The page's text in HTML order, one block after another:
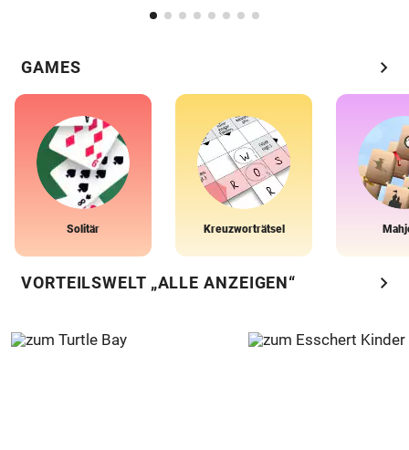
GAMES chevron_right
Solitär Kreuzworträtsel
VORTEILSWELT „ALLE ANZEIGEN“ chevron_right